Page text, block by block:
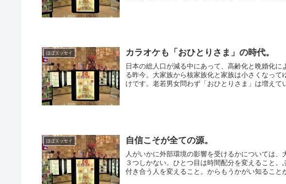
ほぼエッセイ カラオケも「おひとりさま」の時代。
日本の総人口が減る中にあって、高齢化と晩婚化
る昨今。大家族から核家族化と家族は小さくなっ
けです。老若男女問わず「おひとりさま」は増えて
ほぼエッセイ 自信こそが全ての源。
人がいかに外部環境の影響を受けるかについては
３つしかない。ひとつ目は時間配分を変えること
付き合う人を変えること。からもうかがい知ること